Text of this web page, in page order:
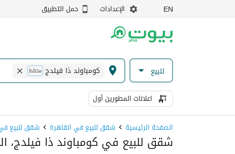
EN الإعدادات حمل التطبيق
للبيع كومباوند ذا فيلدج مختلط
اعلانات المطورين أول
الصفحة الرئيسية شقق للبيع في القاهرة شقق للبيع
شقق للبيع في كومباوند ذا فيلدج،